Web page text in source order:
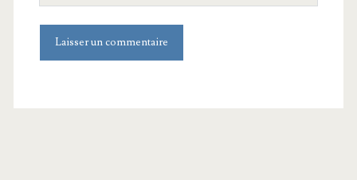
site